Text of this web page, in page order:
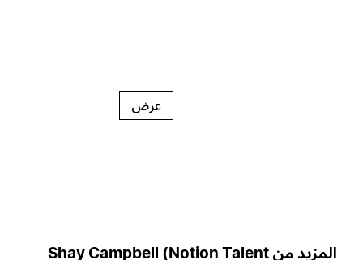
عرض
المزيد من Shay Campbell (Notion Talent